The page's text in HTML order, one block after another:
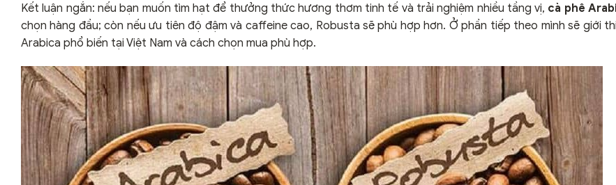
Kết luận ngắn: nếu bạn muốn tìm hạt để thưởng thức hương thơm tinh tế và trải nghiệm nhiều tầng vị, cà phê
chọn hàng đầu; còn nếu ưu tiên độ đậm và caffeine cao, Robusta sẽ phù hợp hơn. Ở phần tiếp theo mình sẽ giới
Arabica phổ biến tại Việt Nam và cách chọn mua phù hợp.